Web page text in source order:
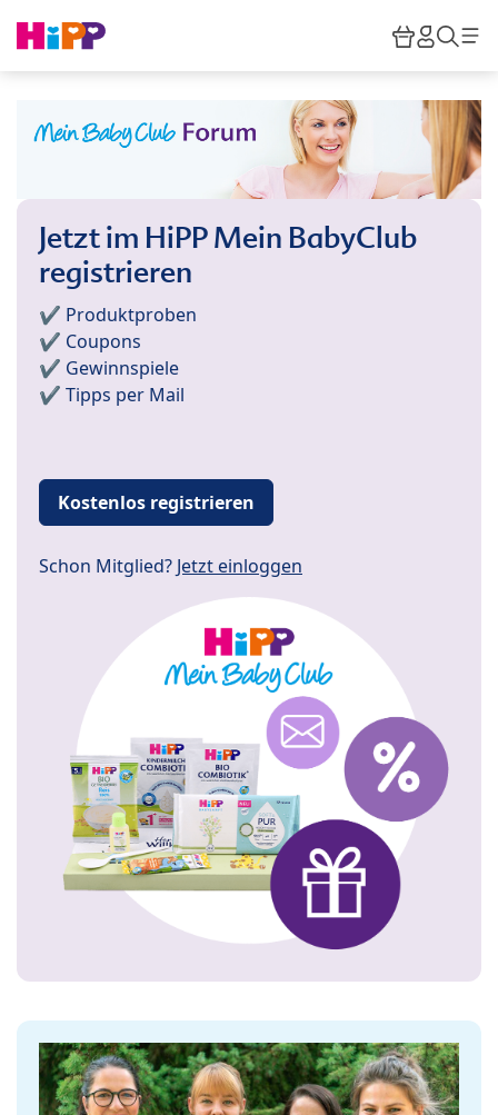
HiPP
Jetzt im HiPP Mein BabyClub
registrieren
✔️ Produktproben
✔️ Coupons
✔️ Gewinnspiele
✔️ Tipps per Mail
Kostenlos registrieren
Schon Mitglied? Jetzt einloggen